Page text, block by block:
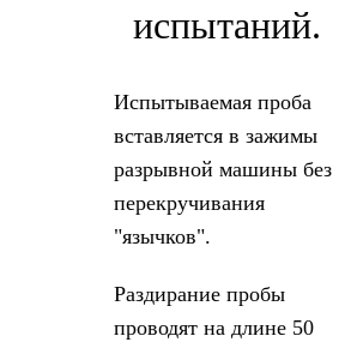
испытаний.
Испытываемая проба
вставляется в зажимы
разрывной машины без
перекручивания
"язычков".
Раздирание пробы
проводят на длине 50